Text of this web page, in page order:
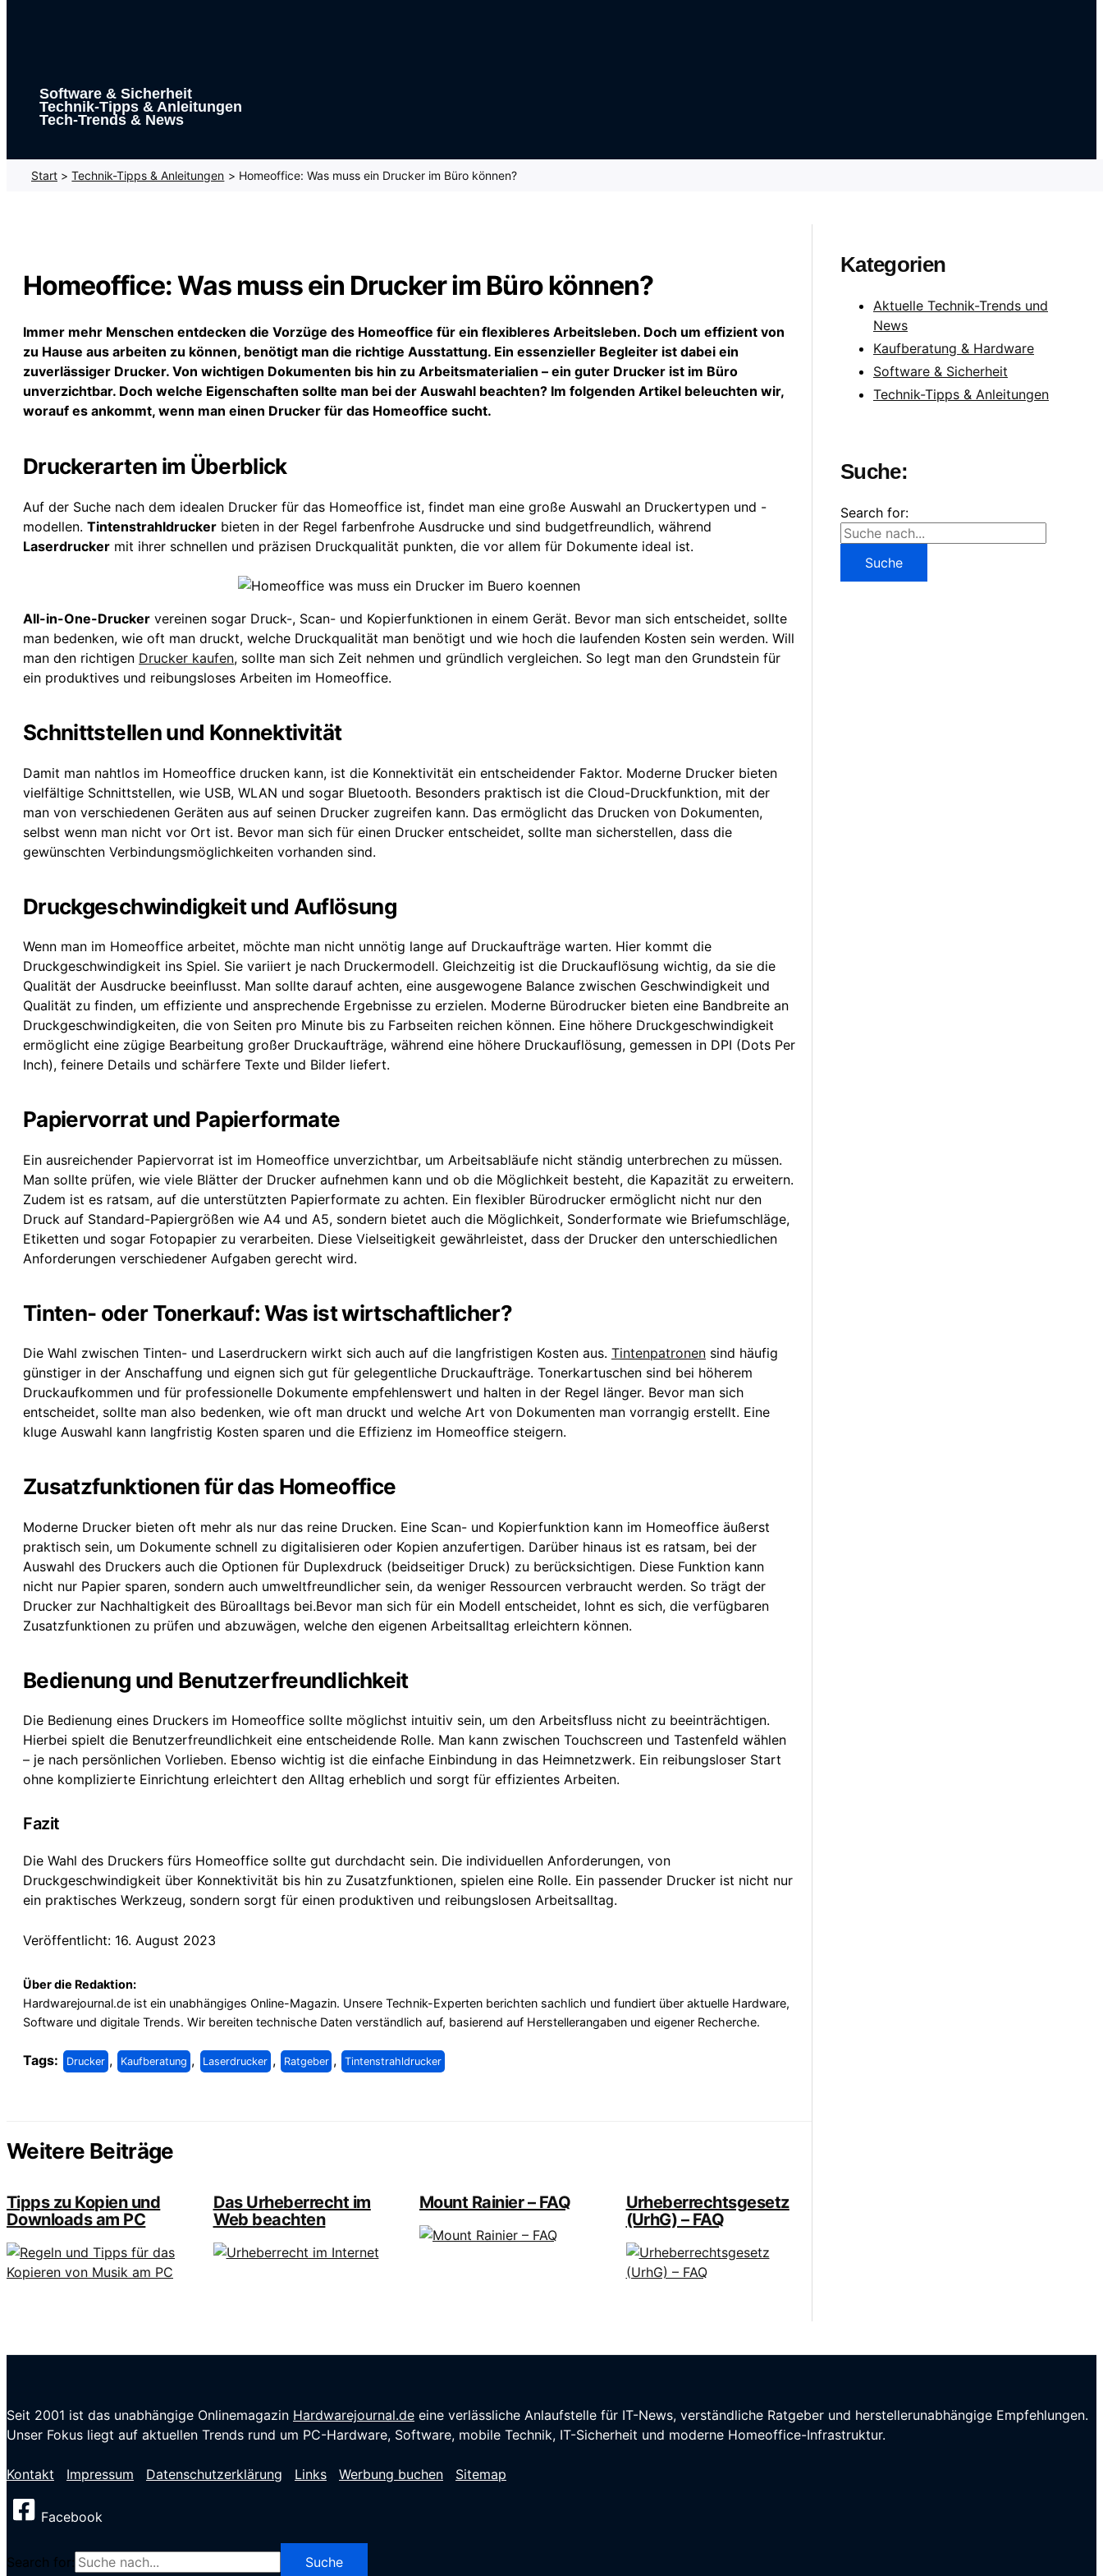
Software & Sicherheit
Technik-Tipps & Anleitungen
Tech-Trends & News
Start Technik-Tipps & Anleitungen Homeoffice: Was muss ein Drucker im Büro können?
Homeoffice: Was muss ein Drucker im Büro können?
Immer mehr Menschen entdecken die Vorzüge des Homeoffice für ein flexibleres Arbeitsleben. Doch um effizient von
zu Hause aus arbeiten zu können, benötigt man die richtige Ausstattung. Ein essenzieller Begleiter ist dabei ein
zuverlässiger Drucker. Von wichtigen Dokumenten bis hin zu Arbeitsmaterialien – ein guter Drucker ist im Büro
unverzichtbar. Doch welche Eigenschaften sollte man bei der Auswahl beachten? Im folgenden Artikel beleuchten wir,
worauf es ankommt, wenn man einen Drucker für das Homeoffice sucht.
Druckerarten im Überblick
Auf der Suche nach dem idealen Drucker für das Homeoffice ist, findet man eine große Auswahl an Druckertypen und -
modellen. Tintenstrahldrucker bieten in der Regel farbenfrohe Ausdrucke und sind budgetfreundlich, während
Laserdrucker mit ihrer schnellen und präzisen Druckqualität punkten, die vor allem für Dokumente ideal ist.
All-in-One-Drucker vereinen sogar Druck-, Scan- und Kopierfunktionen in einem Gerät. Bevor man sich entscheidet, sollte
man bedenken, wie oft man druckt, welche Druckqualität man benötigt und wie hoch die laufenden Kosten sein werden. Will
man den richtigen Drucker kaufen, sollte man sich Zeit nehmen und gründlich vergleichen. So legt man den Grundstein für
ein produktives und reibungsloses Arbeiten im Homeoffice.
Schnittstellen und Konnektivität
Damit man nahtlos im Homeoffice drucken kann, ist die Konnektivität ein entscheidender Faktor. Moderne Drucker bieten
vielfältige Schnittstellen, wie USB, WLAN und sogar Bluetooth. Besonders praktisch ist die Cloud-Druckfunktion, mit der
man von verschiedenen Geräten aus auf seinen Drucker zugreifen kann. Das ermöglicht das Drucken von Dokumenten,
selbst wenn man nicht vor Ort ist. Bevor man sich für einen Drucker entscheidet, sollte man sicherstellen, dass die
gewünschten Verbindungsmöglichkeiten vorhanden sind.
Druckgeschwindigkeit und Auflösung
Wenn man im Homeoffice arbeitet, möchte man nicht unnötig lange auf Druckaufträge warten. Hier kommt die
Druckgeschwindigkeit ins Spiel. Sie variiert je nach Druckermodell. Gleichzeitig ist die Druckauflösung wichtig, da sie die
Qualität der Ausdrucke beeinflusst. Man sollte darauf achten, eine ausgewogene Balance zwischen Geschwindigkeit und
Qualität zu finden, um effiziente und ansprechende Ergebnisse zu erzielen. Moderne Bürodrucker bieten eine Bandbreite an
Druckgeschwindigkeiten, die von Seiten pro Minute bis zu Farbseiten reichen können. Eine höhere Druckgeschwindigkeit
ermöglicht eine zügige Bearbeitung großer Druckaufträge, während eine höhere Druckauflösung, gemessen in DPI (Dots Per
Inch), feinere Details und schärfere Texte und Bilder liefert.
Papiervorrat und Papierformate
Ein ausreichender Papiervorrat ist im Homeoffice unverzichtbar, um Arbeitsabläufe nicht ständig unterbrechen zu müssen.
Man sollte prüfen, wie viele Blätter der Drucker aufnehmen kann und ob die Möglichkeit besteht, die Kapazität zu erweitern.
Zudem ist es ratsam, auf die unterstützten Papierformate zu achten. Ein flexibler Bürodrucker ermöglicht nicht nur den
Druck auf Standard-Papiergrößen wie A4 und A5, sondern bietet auch die Möglichkeit, Sonderformate wie Briefumschläge,
Etiketten und sogar Fotopapier zu verarbeiten. Diese Vielseitigkeit gewährleistet, dass der Drucker den unterschiedlichen
Anforderungen verschiedener Aufgaben gerecht wird.
Tinten- oder Tonerkauf: Was ist wirtschaftlicher?
Die Wahl zwischen Tinten- und Laserdruckern wirkt sich auch auf die langfristigen Kosten aus. Tintenpatronen sind häufig
günstiger in der Anschaffung und eignen sich gut für gelegentliche Druckaufträge. Tonerkartuschen sind bei höherem
Druckaufkommen und für professionelle Dokumente empfehlenswert und halten in der Regel länger. Bevor man sich
entscheidet, sollte man also bedenken, wie oft man druckt und welche Art von Dokumenten man vorrangig erstellt. Eine
kluge Auswahl kann langfristig Kosten sparen und die Effizienz im Homeoffice steigern.
Zusatzfunktionen für das Homeoffice
Moderne Drucker bieten oft mehr als nur das reine Drucken. Eine Scan- und Kopierfunktion kann im Homeoffice äußerst
praktisch sein, um Dokumente schnell zu digitalisieren oder Kopien anzufertigen. Darüber hinaus ist es ratsam, bei der
Auswahl des Druckers auch die Optionen für Duplexdruck (beidseitiger Druck) zu berücksichtigen. Diese Funktion kann
nicht nur Papier sparen, sondern auch umweltfreundlicher sein, da weniger Ressourcen verbraucht werden. So trägt der
Drucker zur Nachhaltigkeit des Büroalltags bei.Bevor man sich für ein Modell entscheidet, lohnt es sich, die verfügbaren
Zusatzfunktionen zu prüfen und abzuwägen, welche den eigenen Arbeitsalltag erleichtern können.
Bedienung und Benutzerfreundlichkeit
Die Bedienung eines Druckers im Homeoffice sollte möglichst intuitiv sein, um den Arbeitsfluss nicht zu beeinträchtigen.
Hierbei spielt die Benutzerfreundlichkeit eine entscheidende Rolle. Man kann zwischen Touchscreen und Tastenfeld wählen
– je nach persönlichen Vorlieben. Ebenso wichtig ist die einfache Einbindung in das Heimnetzwerk. Ein reibungsloser Start
ohne komplizierte Einrichtung erleichtert den Alltag erheblich und sorgt für effizientes Arbeiten.
Fazit
Die Wahl des Druckers fürs Homeoffice sollte gut durchdacht sein. Die individuellen Anforderungen, von
Druckgeschwindigkeit über Konnektivität bis hin zu Zusatzfunktionen, spielen eine Rolle. Ein passender Drucker ist nicht nur
ein praktisches Werkzeug, sondern sorgt für einen produktiven und reibungslosen Arbeitsalltag.
Veröffentlicht: 16. August 2023
Über die Redaktion:
Hardwarejournal.de ist ein unabhängiges Online-Magazin. Unsere Technik-Experten berichten sachlich und fundiert über aktuelle Hardware,
Software und digitale Trends. Wir bereiten technische Daten verständlich auf, basierend auf Herstellerangaben und eigener Recherche.
Tags: Drucker , Kaufberatung , Laserdrucker , Ratgeber , Tintenstrahldrucker
Weitere Beiträge
Tipps zu Kopien und
Downloads am PC
Das Urheberrecht im
Web beachten
Mount Rainier – FAQ
Urheberrechtsgesetz
(UrhG) – FAQ
Kategorien
Aktuelle Technik-Trends und
News
Kaufberatung & Hardware
Software & Sicherheit
Technik-Tipps & Anleitungen
Suche:
Search for:
Seit 2001 ist das unabhängige Onlinemagazin Hardwarejournal.de eine verlässliche Anlaufstelle für IT-News, verständliche Ratgeber und herstellerunabhängige Empfehlungen.
Unser Fokus liegt auf aktuellen Trends rund um PC-Hardware, Software, mobile Technik, IT-Sicherheit und moderne Homeoffice-Infrastruktur.
Kontakt Impressum Datenschutzerklärung Links Werbung buchen Sitemap
Facebook
Search for: